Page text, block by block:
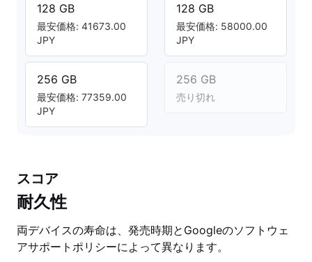
128 GB
最安価格: 41673.00
JPY
256 GB
最安価格: 77359.00
JPY
128 GB
最安価格: 58000.00
JPY
256 GB
売り切れ
スコア
耐久性
両デバイスの寿命は、発売時期とGoogleのソフトウェ
アサポートポリシーによって異なります。